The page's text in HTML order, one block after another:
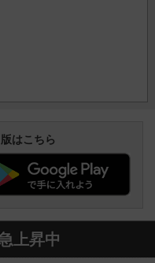
はこちら
上昇中